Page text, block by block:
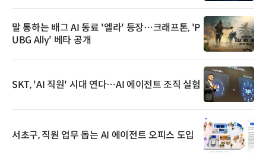
말 통하는 배그 AI 동료 '엘라' 등장…크래프톤, 'P
UBG Ally' 베타 공개
SKT, 'AI 직원' 시대 연다…AI 에이전트 조직 실험
서초구, 직원 업무 돕는 AI 에이전트 오피스 도입